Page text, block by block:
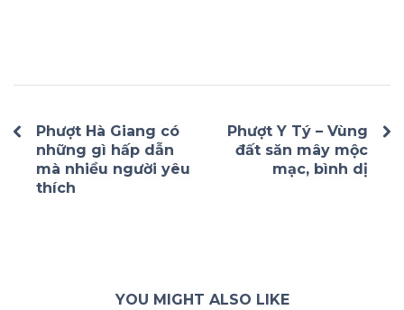
Phượt Hà Giang có
những gì hấp dẫn
mà nhiều người yêu
thích
Phượt Y Tý – Vùng
đất săn mây mộc
mạc, bình dị
YOU MIGHT ALSO LIKE